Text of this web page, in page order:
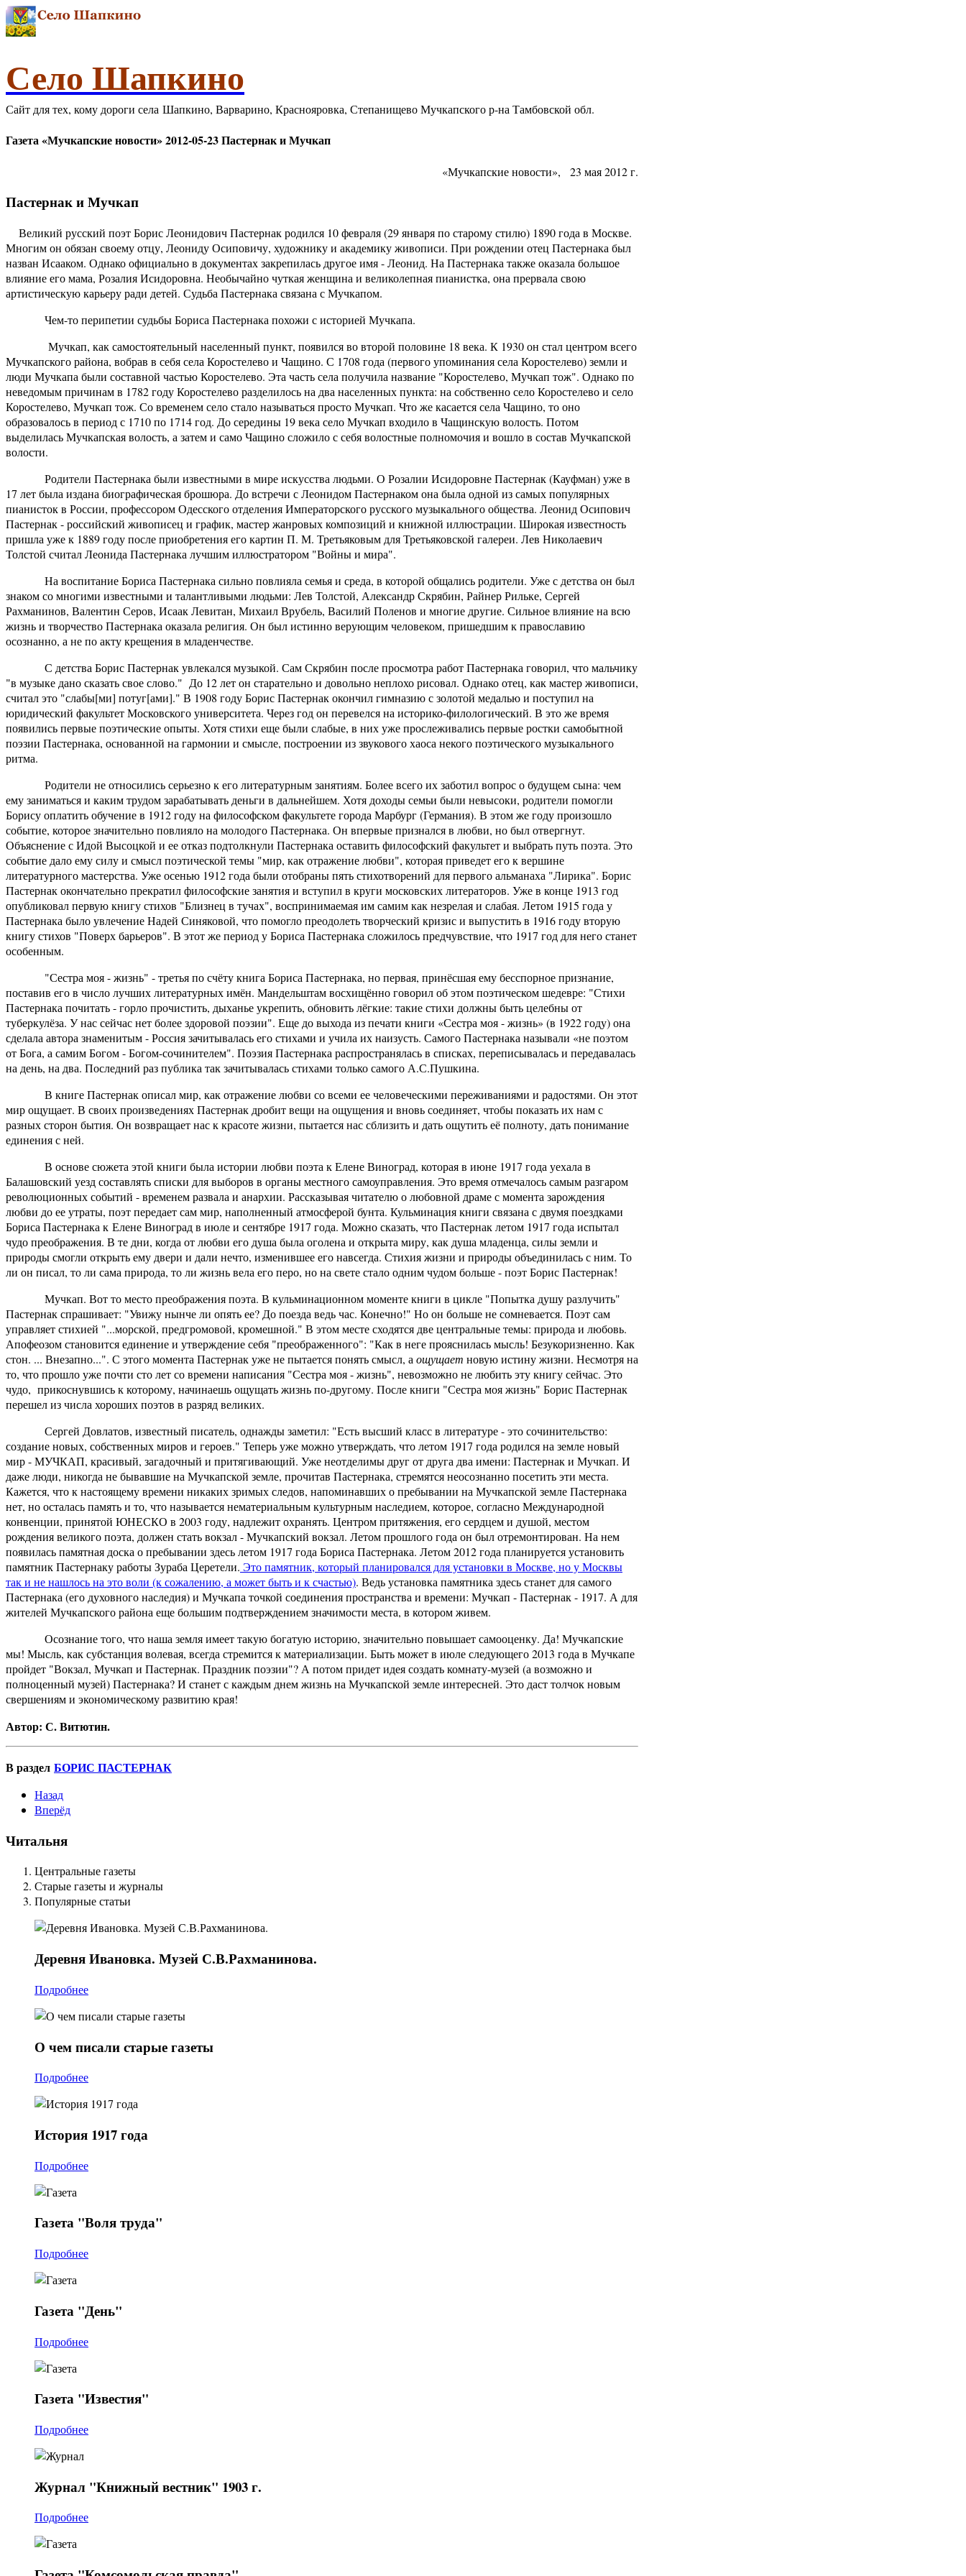
Село Шапкино
Сайт для тех, кому дороги села Шапкино, Варварино, Краснояровка, Степанищево Мучкапского р-на Тамбовской обл.
Газета «Мучкапские новости» 2012-05-23 Пастернак и Мучкап
«Мучкапские новости», 23 мая 2012 г.
Пастернак и Мучкап
Великий русский поэт Борис Леонидович Пастернак родился 10 февраля (29 января по старому стилю) 1890 года в Москве.
Многим он обязан своему отцу, Леониду Осиповичу, художнику и академику живописи. При рождении отец Пастернака был
назван Исааком. Однако официально в документах закрепилась другое имя - Леонид. На Пастернака также оказала большое
влияние его мама, Розалия Исидоровна. Необычайно чуткая женщина и великолепная пианистка, она прервала свою
артистическую карьеру ради детей. Судьба Пастернака связана с Мучкапом.
Чем-то перипетии судьбы Бориса Пастернака похожи с историей Мучкапа.
Мучкап, как самостоятельный населенный пункт, появился во второй половине 18 века. К 1930 он стал центром всего
Мучкапского района, вобрав в себя села Коростелево и Чащино. С 1708 года (первого упоминания села Коростелево) земли и
люди Мучкапа были составной частью Коростелево. Эта часть села получила название "Коростелево, Мучкап тож". Однако по
неведомым причинам в 1782 году Коростелево разделилось на два населенных пункта: на собственно село Коростелево и село
Коростелево, Мучкап тож. Со временем село стало называться просто Мучкап. Что же касается села Чащино, то оно
образовалось в период с 1710 по 1714 год. До середины 19 века село Мучкап входило в Чащинскую волость. Потом
выделилась Мучкапская волость, а затем и само Чащино сложило с себя волостные полномочия и вошло в состав Мучкапской
волости.
Родители Пастернака были известными в мире искусства людьми. О Розалии Исидоровне Пастернак (Кауфман) уже в
17 лет была издана биографическая брошюра. До встречи с Леонидом Пастернаком она была одной из самых популярных
пианисток в России, профессором Одесского отделения Императорского русского музыкального общества. Леонид Осипович
Пастернак - российский живописец и график, мастер жанровых композиций и книжной иллюстрации. Широкая известность
пришла уже к 1889 году после приобретения его картин П. М. Третьяковым для Третьяковской галереи. Лев Николаевич
Толстой считал Леонида Пастернака лучшим иллюстратором "Войны и мира".
На воспитание Бориса Пастернака сильно повлияла семья и среда, в которой общались родители. Уже с детства он был
знаком со многими известными и талантливыми людьми: Лев Толстой, Александр Скрябин, Райнер Рильке, Сергей
Рахманинов, Валентин Серов, Исаак Левитан, Михаил Врубель, Василий Поленов и многие другие. Сильное влияние на всю
жизнь и творчество Пастернака оказала религия. Он был истинно верующим человеком, пришедшим к православию
осознанно, а не по акту крещения в младенчестве.
С детства Борис Пастернак увлекался музыкой. Сам Скрябин после просмотра работ Пастернака говорил, что мальчику
"в музыке дано сказать свое слово." До 12 лет он старательно и довольно неплохо рисовал. Однако отец, как мастер живописи,
считал это "слабы[ми] потуг[ами]." В 1908 году Борис Пастернак окончил гимназию с золотой медалью и поступил на
юридический факультет Московского университета. Через год он перевелся на историко-филологический. В это же время
появились первые поэтические опыты. Хотя стихи еще были слабые, в них уже прослеживались первые ростки самобытной
поэзии Пастернака, основанной на гармонии и смысле, построении из звукового хаоса некого поэтического музыкального
ритма.
Родители не относились серьезно к его литературным занятиям. Более всего их заботил вопрос о будущем сына: чем
ему заниматься и каким трудом зарабатывать деньги в дальнейшем. Хотя доходы семьи были невысоки, родители помогли
Борису оплатить обучение в 1912 году на философском факультете города Марбург (Германия). В этом же году произошло
событие, которое значительно повлияло на молодого Пастернака. Он впервые признался в любви, но был отвергнут.
Объяснение с Идой Высоцкой и ее отказ подтолкнули Пастернака оставить философский факультет и выбрать путь поэта. Это
событие дало ему силу и смысл поэтической темы "мир, как отражение любви", которая приведет его к вершине
литературного мастерства. Уже осенью 1912 года были отобраны пять стихотворений для первого альманаха "Лирика". Борис
Пастернак окончательно прекратил философские занятия и вступил в круги московских литераторов. Уже в конце 1913 год
опубликовал первую книгу стихов "Близнец в тучах", воспринимаемая им самим как незрелая и слабая. Летом 1915 года у
Пастернака было увлечение Надей Синяковой, что помогло преодолеть творческий кризис и выпустить в 1916 году вторую
книгу стихов "Поверх барьеров". В этот же период у Бориса Пастернака сложилось предчувствие, что 1917 год для него станет
особенным.
"Сестра моя - жизнь" - третья по счёту книга Бориса Пастернака, но первая, принёсшая ему бесспорное признание,
поставив его в число лучших литературных имён. Мандельштам восхищённо говорил об этом поэтическом шедевре: "Стихи
Пастернака почитать - горло прочистить, дыханье укрепить, обновить лёгкие: такие стихи должны быть целебны от
туберкулёза. У нас сейчас нет более здоровой поэзии". Еще до выхода из печати книги «Сестра моя - жизнь» (в 1922 году) она
сделала автора знаменитым - Россия зачитывалась его стихами и учила их наизусть. Самого Пастернака называли «не поэтом
от Бога, а самим Богом - Богом-сочинителем". Поэзия Пастернака распространялась в списках, переписывалась и передавалась
на день, на два. Последний раз публика так зачитывалась стихами только самого А.С.Пушкина.
В книге Пастернак описал мир, как отражение любви со всеми ее человеческими переживаниями и радостями. Он этот
мир ощущает. В своих произведениях Пастернак дробит вещи на ощущения и вновь соединяет, чтобы показать их нам с
разных сторон бытия. Он возвращает нас к красоте жизни, пытается нас сблизить и дать ощутить её полноту, дать понимание
единения с ней.
В основе сюжета этой книги была истории любви поэта к Елене Виноград, которая в июне 1917 года уехала в
Балашовский уезд составлять списки для выборов в органы местного самоуправления. Это время отмечалось самым разгаром
революционных событий - временем развала и анархии. Рассказывая читателю о любовной драме с момента зарождения
любви до ее утраты, поэт передает сам мир, наполненный атмосферой бунта. Кульминация книги связана с двумя поездками
Бориса Пастернака к Елене Виноград в июле и сентябре 1917 года. Можно сказать, что Пастернак летом 1917 года испытал
чудо преображения. В те дни, когда от любви его душа была оголена и открыта миру, как душа младенца, силы земли и
природы смогли открыть ему двери и дали нечто, изменившее его навсегда. Стихия жизни и природы объединилась с ним. То
ли он писал, то ли сама природа, то ли жизнь вела его перо, но на свете стало одним чудом больше - поэт Борис Пастернак!
Мучкап. Вот то место преображения поэта. В кульминационном моменте книги в цикле "Попытка душу разлучить"
Пастернак спрашивает: "Увижу нынче ли опять ее? До поезда ведь час. Конечно!" Но он больше не сомневается. Поэт сам
управляет стихией "...морской, предгромовой, кромешной." В этом месте сходятся две центральные темы: природа и любовь.
Апофеозом становится единение и утверждение себя "преображенного": "Как в неге прояснилась мысль! Безукоризненно. Как
стон. ... Внезапно...". С этого момента Пастернак уже не пытается понять смысл, а ощущает новую истину жизни. Несмотря на
то, что прошло уже почти сто лет со времени написания "Сестра моя - жизнь", невозможно не любить эту книгу сейчас. Это
чудо, прикоснувшись к которому, начинаешь ощущать жизнь по-другому. После книги "Сестра моя жизнь" Борис Пастернак
перешел из числа хороших поэтов в разряд великих.
Сергей Довлатов, известный писатель, однажды заметил: "Есть высший класс в литературе - это сочинительство:
создание новых, собственных миров и героев." Теперь уже можно утверждать, что летом 1917 года родился на земле новый
мир - МУЧКАП, красивый, загадочный и притягивающий. Уже неотделимы друг от друга два имени: Пастернак и Мучкап. И
даже люди, никогда не бывавшие на Мучкапской земле, прочитав Пастернака, стремятся неосознанно посетить эти места.
Кажется, что к настоящему времени никаких зримых следов, напоминавших о пребывании на Мучкапской земле Пастернака
нет, но осталась память и то, что называется нематериальным культурным наследием, которое, согласно Международной
конвенции, принятой ЮНЕСКО в 2003 году, надлежит охранять. Центром притяжения, его сердцем и душой, местом
рождения великого поэта, должен стать вокзал - Мучкапский вокзал. Летом прошлого года он был отремонтирован. На нем
появилась памятная доска о пребывании здесь летом 1917 года Бориса Пастернака. Летом 2012 года планируется установить
памятник Пастернаку работы Зураба Церетели. Это памятник, который планировался для установки в Москве, но у Москвы
так и не нашлось на это воли (к сожалению, а может быть и к счастью). Ведь установка памятника здесь станет для самого
Пастернака (его духовного наследия) и Мучкапа точкой соединения пространства и времени: Мучкап - Пастернак - 1917. А для
жителей Мучкапского района еще большим подтверждением значимости места, в котором живем.
Осознание того, что наша земля имеет такую богатую историю, значительно повышает самооценку. Да! Мучкапские
мы! Мысль, как субстанция волевая, всегда стремится к материализации. Быть может в июле следующего 2013 года в Мучкапе
пройдет "Вокзал, Мучкап и Пастернак. Праздник поэзии"? А потом придет идея создать комнату-музей (а возможно и
полноценный музей) Пастернака? И станет с каждым днем жизнь на Мучкапской земле интересней. Это даст толчок новым
свершениям и экономическому развитию края!
Автор: С. Витютин.
В раздел БОРИС ПАСТЕРНАК
Назад
Вперёд
Читальня
Центральные газеты
Старые газеты и журналы
Популярные статьи
ДеревняИвановка. Музей С.В.Рахманинова.
Подробнее
О чем писали старые газеты
Подробнее
История 1917 года
Подробнее
Газета "Воля труда"
Подробнее
Газета "День"
Подробнее
Газета "Известия"
Подробнее
Журнал "Книжный вестник" 1903 г.
Подробнее